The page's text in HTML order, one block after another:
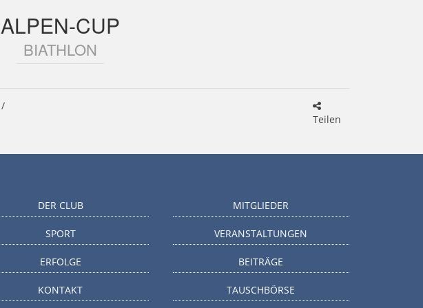
ALPEN-CUP
BIATHLON
/
Teilen
DER CLUB
SPORT
ERFOLGE
KONTAKT
MITGLIEDER
VERANSTALTUNGEN
BEITRÄGE
TAUSCHBÖRSE